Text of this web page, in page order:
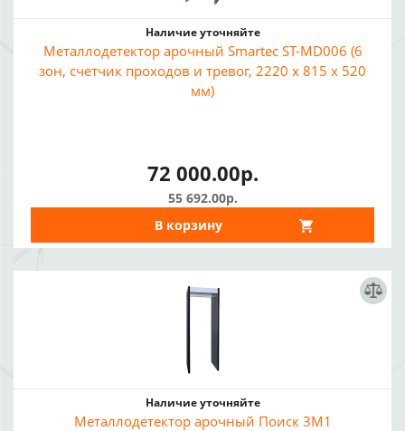
Наличие уточняйте
Металлодетектор арочный Smartec ST-MD006 (6
зон, счетчик проходов и тревог, 2220 х 815 х 520
мм)
72 000.00р.
55 692.00р.
В корзину
Наличие уточняйте
Металлодетектор арочный Поиск 3М1